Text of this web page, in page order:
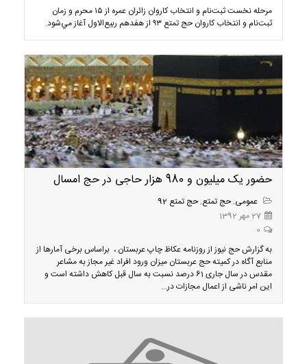
مرحله نخست ثبت‌نام و انتخاب كاروان زائران عمره از ۱۵ محرم و زمان
ثبت‌نام و انتخاب كاروان حج تمتع ۹۳ از هفدهم ربيع‌الاول آغاز مي‌شود.
حضور یک میلیون و 980 هزار حاجی در حج امسال
عمومی,حج تمتع,حج تمتع 92
27 مهر 1392
0
به گزارش حج نیوز از روزنامه عکاظ چاپ عربستان ، براساس برخی آمارها از
منابع آگاه در کمیته حج عربستان میزان ورود افراد غیر مجاز به مشاعر
مقدس در سال جاری 61 درصد نسبت به سال قبل کاهش داشته است و
این امر ناشی از اعمال مجازات در...